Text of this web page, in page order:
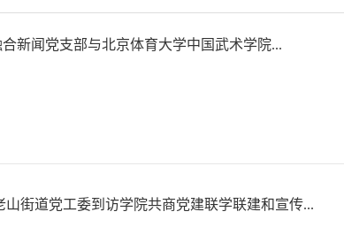
合新闻党支部与北京体育大学中国武术学院...
山街道党工委到访学院共商党建联学联建和宣传...